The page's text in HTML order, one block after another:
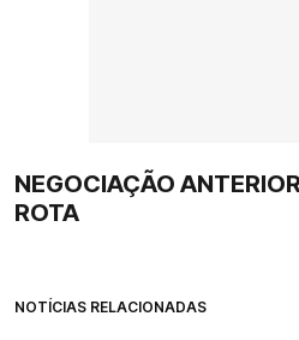
NEGOCIAÇÃO
ROTA
NOTÍCIAS RELACIONADAS